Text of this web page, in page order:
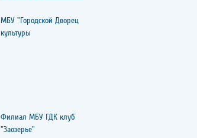
МБУ "Городской Дворец
культуры
Филиал МБУ ГДК клуб
"Заозерье"